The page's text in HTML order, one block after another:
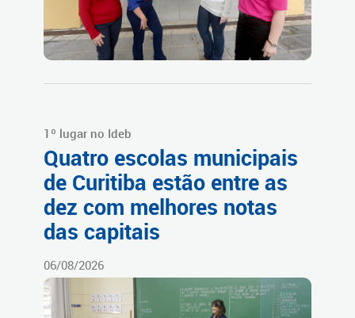
1º lugar no Ideb
Quatro escolas municipais
de Curitiba estão entre as
dez com melhores notas
das capitais
06/08/2026